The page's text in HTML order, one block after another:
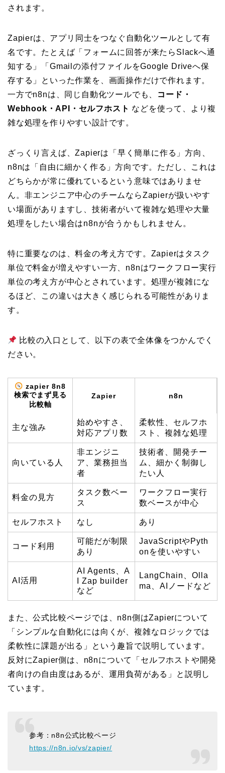
されます。
Zapierは、アプリ同士をつなぐ自動化ツールとして有
名です。たとえば「フォームに回答が来たらSlackへ通
知する」「Gmailの添付ファイルをGoogle Driveへ保
存する」といった作業を、画面操作だけで作れます。
一方でn8nは、同じ自動化ツールでも、
コード・
Webhook・API・セルフホスト などを使って、より複
雑な処理を作りやすい設計です。
ざっくり言えば、Zapierは「早く簡単に作る」方向、
n8nは「自由に細かく作る」方向です。ただし、これは
どちらかが常に優れているという意味ではありませ
ん。非エンジニア中心のチームならZapierが扱いやす
い場面がありますし、技術者がいて複雑な処理や大量
処理をしたい場合はn8nが合うかもしれません。
特に重要なのは、料金の考え方です。Zapierはタスク
単位で料金が増えやすい一方、n8nはワークフロー実行
単位の考え方が中心とされています。処理が複雑にな
るほど、この違いは大きく感じられる可能性がありま
す。
比較の入口として、以下の表で全体像をつかんでく
ださい。
zapier 8n8
検索でまず見る
比較軸
Zapier n8n
主な強み
始めやすさ、
対応アプリ数
柔軟性、セルフホ
スト、複雑な処理
向いている人
非エンジニ
ア、業務担当
者
技術者、開発チー
ム、細かく制御し
たい人
料金の見方
タスク数ベー
ス
ワークフロー実行
数ベースが中心
セルフホスト なし あり
コード利用
可能だが制限
あり
JavaScriptやPyth
onを使いやすい
AI活用
AI Agents、A
I Zap builder
など
LangChain、Olla
ma、AIノードなど
また、公式比較ページでは、n8n側はZapierについて
「シンプルな自動化には向くが、複雑なロジックでは
柔軟性に課題が出る」という趣旨で説明しています。
反対にZapier側は、n8nについて「セルフホストや開発
者向けの自由度はあるが、運用負荷がある」と説明し
ています。
参考：n8n公式比較ページ
https://n8n.io/vs/zapier/